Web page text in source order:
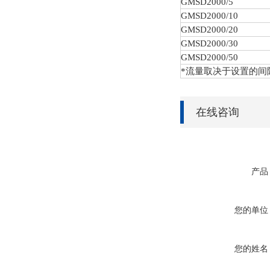
GMSD2000/10
GMSD2000/20
GMSD2000/30
GMSD2000/50
*流量取决于设置的间
在线咨询
产品
您的单位
您的姓名